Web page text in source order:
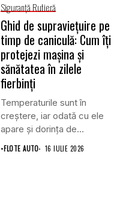
Siguranţă Rutieră
Ghid de supraviețuire pe
timp de caniculă: Cum îți
protejezi mașina și
sănătatea în zilele
fierbinți
Temperaturile sunt în
creștere, iar odată cu ele
apare și dorința de...
•FLOTE AUTO 16 IULIE 2026